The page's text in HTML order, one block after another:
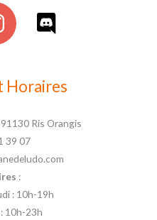
Horaires
Ris Orangis
39 07
:
: 10h-19h
10h-23h